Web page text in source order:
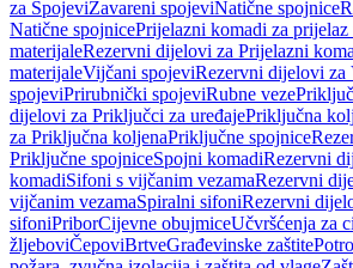
za SpojeviZavareni spojeviNatične spojnice
Natične spojnicePrijelazni komadi za prijelaz
materijaleRezervni dijelovi za Prijelazni
materijaleVijčani spojeviRezervni dijelovi za
spojeviPrirubnički spojeviRubne veze
dijelovi za Priključci za uređajePriključna
za Priključna koljenaPriključne spojnice
Priključne spojniceSpojni komadiRezervni
komadiSifoni s vijčanim vezamaRezervni
vijčanim vezamaSpiralni sifoniRezervni
sifoniPriborCijevne obujmiceUčvršćenja za
žljeboviČepoviBrtveGrađevinske zaštite